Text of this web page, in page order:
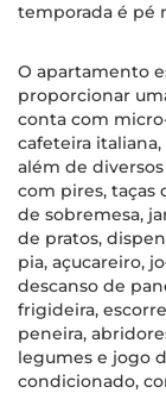
temporada é pé
O apartamento
proporcionar
conta com
cafeteira
além de
com pires, taças
de sobremesa,
de pratos,
pia, açucareiro,
descanso de
frigideira,
peneira,
legumes e jogo
condicionado,